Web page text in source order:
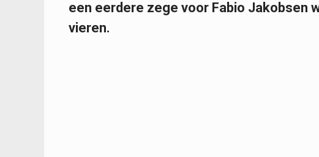
een eerdere zege voor Fabio Jakobsen
vieren.